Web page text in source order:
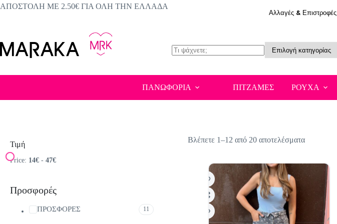
Μετάβαση
ΑΠΟΣΤΟΛΗ ΜΕ 2.50€ ΓΙΑ ΟΛΗ ΤΗΝ ΕΛΛΑΔΑ
Αλλαγές & Επιστροφές
results
ΠΑΝΩΦΟΡΙΑ ΠΙΤΖΑΜΕΣ ΡΟΥΧΑ
Βλέπετε 1–12 από 20 αποτελέσματαSorted
Τιμή
Price: 14€ - 47€
Προσφορές
ΠΡΟΣΦΟΡΕΣ 11